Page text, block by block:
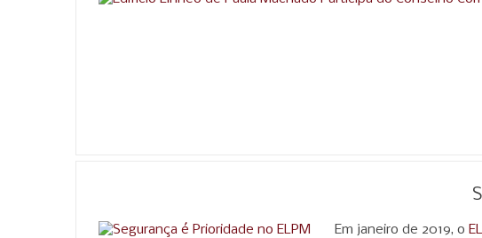
Em janeiro de 2019, o